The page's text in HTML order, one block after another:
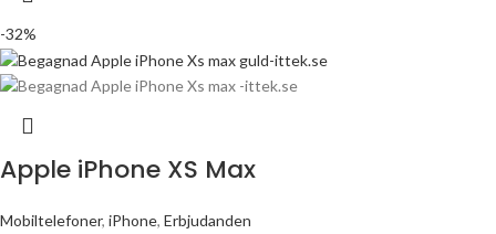
-32%
Apple iPhone XS Max
Mobiltelefoner, iPhone, Erbjudanden